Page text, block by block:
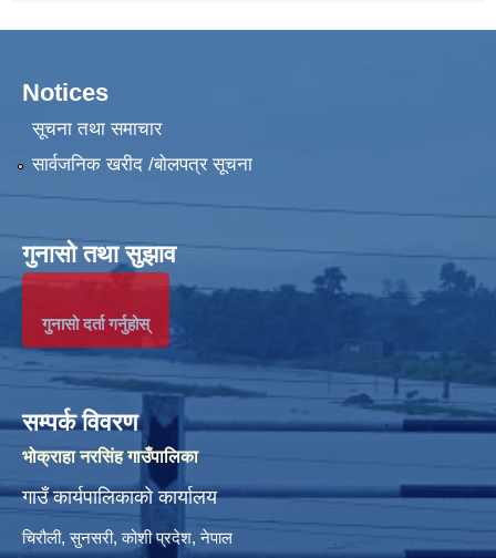
Notices
सूचना तथा समाचार
सार्वजनिक खरीद /बोलपत्र सूचना
गुनासो तथा सुझाव
गुनासो दर्ता गर्नुहोस्
सम्पर्क विवरण
भोक्राहा नरसिंह गाउँपालिका
गाउँ कार्यपालिकाको कार्यालय
चिरौली, सुनसरी, कोशी प्रदेश, नेपाल